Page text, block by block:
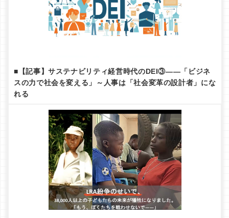
■【記事】サステナビリティ経営時代のDEI③——「ビジネ
スの力で社会を変える」～人事は「社会変革の設計者」にな
れる